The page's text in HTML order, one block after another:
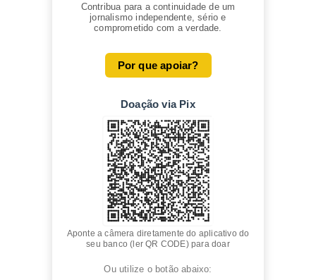
Contribua para a continuidade de um
jornalismo independente, sério e
comprometido com a verdade.
Por que apoiar?
Doação via Pix
Aponte a câmera diretamente do aplicativo do
seu banco (ler QR CODE) para doar
Ou utilize o botão abaixo: